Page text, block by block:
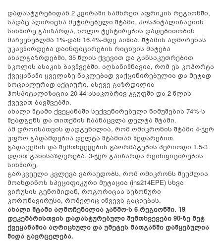
დადასტურებიდან 2 კვირაში სამხრეთ აფრიკის რეგიონში,
სადაც აღირიცხა მუტირებული შტამი, ჰოსპიტალიზაციის
სიხშირე გაიზარდა, ხოლო ტესტირების დადებითობის
მაჩვენებლმა 1%-დან 16.4%-მდე აიწია. შტამის აღმოჩენას
უკავშირდება დაინფიცირების რიცხვის მატება
ახალგაზრდებში, 35 წლის ქვევით და განსაკუთრებით
სკოლის ასაკის ბავშვებში. აღსანიშნავია, რომ ეს კოჰორტა
ქვეყანაში ყველაზე ნაკლებად ვაქცინირებულია და მეტად
სოციალურად აქტიური. ასევე გაზრდილია
ჰოსპიტალიზაცია 20-44 ასაკობრივ ჯგუფში და 2 წლის
ქვევით ბავშვებში.
ახალი შტამი ქვეყანაში სექვენირებული ნიმუშების 74%-ს
შეადგენს და თითქმის ჩაანაცვლა დელტა შტამი.
ამ დროისათვის დადგენილია, რომ ომიკრონის შტამი 4-ჯერ
უფრო გადამდებია დელტა შტამთან შედარებით.
გადაცემის და შემთხვევების გაორმაგების პერიოდი 1.5-3
დღით განისაზღვრება. 3-ჯერ გაიზარდა რეინფიცირების
სიხშირე.
გარკვეული კვლევა ვარაუდობს, რომ ომიკრონს შეუძლია
მოახდინოს სპეციფიკური მუტაცია (ins214EPE) სხვა
ვირუსის გენომიდან, როგორიცაა სეზონური
კორონავირუსი, რომელიც იწვევს გაციებას.
ახალი შტამი აღმოჩენილია ჯანმო-ს 6 რეგიონში. 19
დეკემბრისთვის დადასტურებული შემთხვევები 90-ზე მეტ
ქვეყანაშია აღრიცხული და უმეტეს მათგანში დაწყებულია
შიდა გავრცელება.